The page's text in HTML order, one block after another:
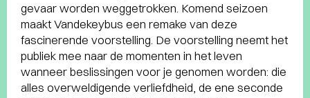
gevaar worden weggetrokken. Komend seizoen
maakt Vandekeybus een remake van deze
fascinerende voorstelling. De voorstelling neemt het
publiek mee naar de momenten in het leven
wanneer beslissingen voor je genomen worden: die
alles overweldigende verliefdheid, de ene seconde